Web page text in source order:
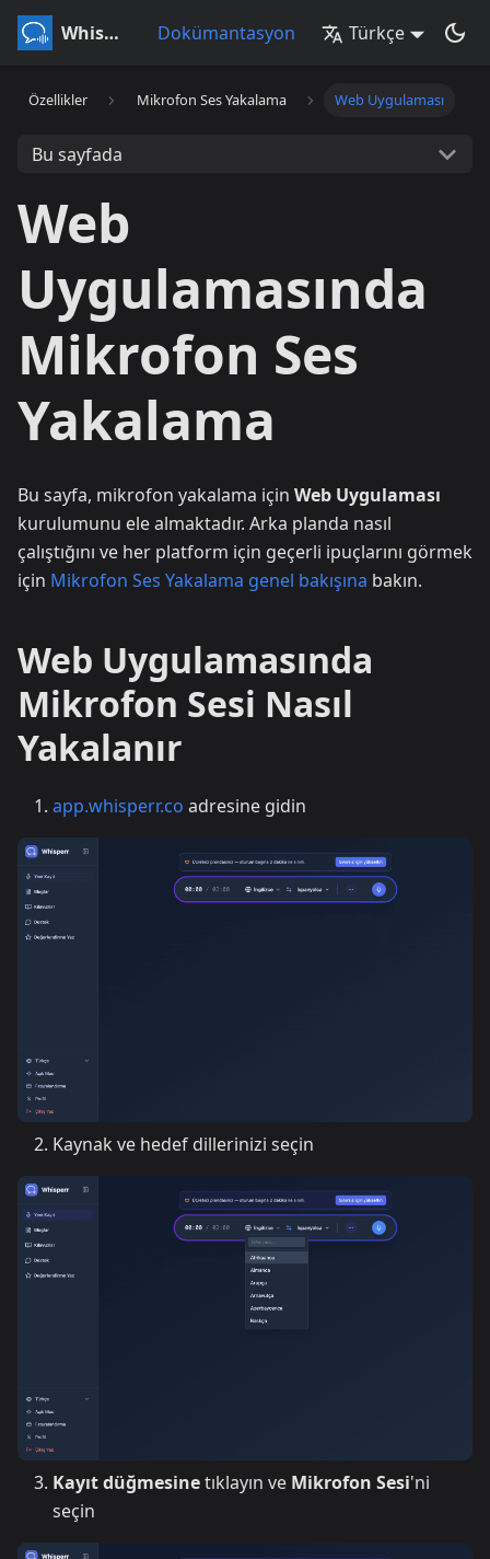
Whisperr Dokümantasyon Türkçe
Özellikler Mikrofon Ses Yakalama Web Uygulaması
Bu sayfada
Web
Uygulamasında
Mikrofon Ses
Yakalama
Bu sayfa, mikrofon yakalama için Web Uygulaması
kurulumunu ele almaktadır. Arka planda nasıl
çalıştığını ve her platform için geçerli ipuçlarını görmek
için Mikrofon Ses Yakalama genel bakışına bakın.
Web Uygulamasında
Mikrofon Sesi Nasıl
Yakalanır
app.whisperr.co adresine gidin
Kaynak ve hedef dillerinizi seçin
Kayıt düğmesinetıklayın ve Mikrofon Sesi'ni
seçin